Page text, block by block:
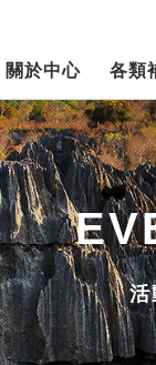
關於中心 各類
活